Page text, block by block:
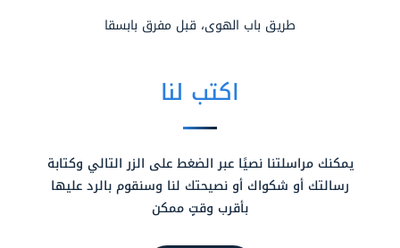
طريق باب الهوى، قبل مفرق بابسقا
اكتب لنا
يمكنك مراسلتنا نصيًا عبر الضغط على الزر التالي وكتابة
رسالتك أو شكواك أو نصيحتك لنا وسنقوم بالرد عليها
بأقرب وقتٍ ممكن